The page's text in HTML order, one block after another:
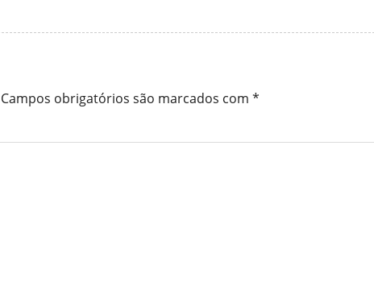
Campos obrigatórios são marcados com *